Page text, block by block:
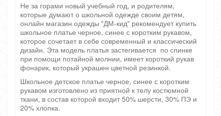
Не за горами новый учебный год, и родителям,
которые думают о школьной одежде своим детям,
онлайн магазин одежды "ДМ-кид" рекомендует купить
школьное платье черное, синее с коротким рукавом,
которое сочетает в себе современный и классический
дизайн. Эта модель платья застегивается по спинке
при помощи потайной молнии, имеет короткий рукав
фонарик, который украшен цветной резинкой.
Школьное детское платье черное, синее с коротким
рукавом изготовлено из приятной к телу костюмной
ткани, в состав которой входит 50% шерсти, 30% ПЭ и
20% хлопка.